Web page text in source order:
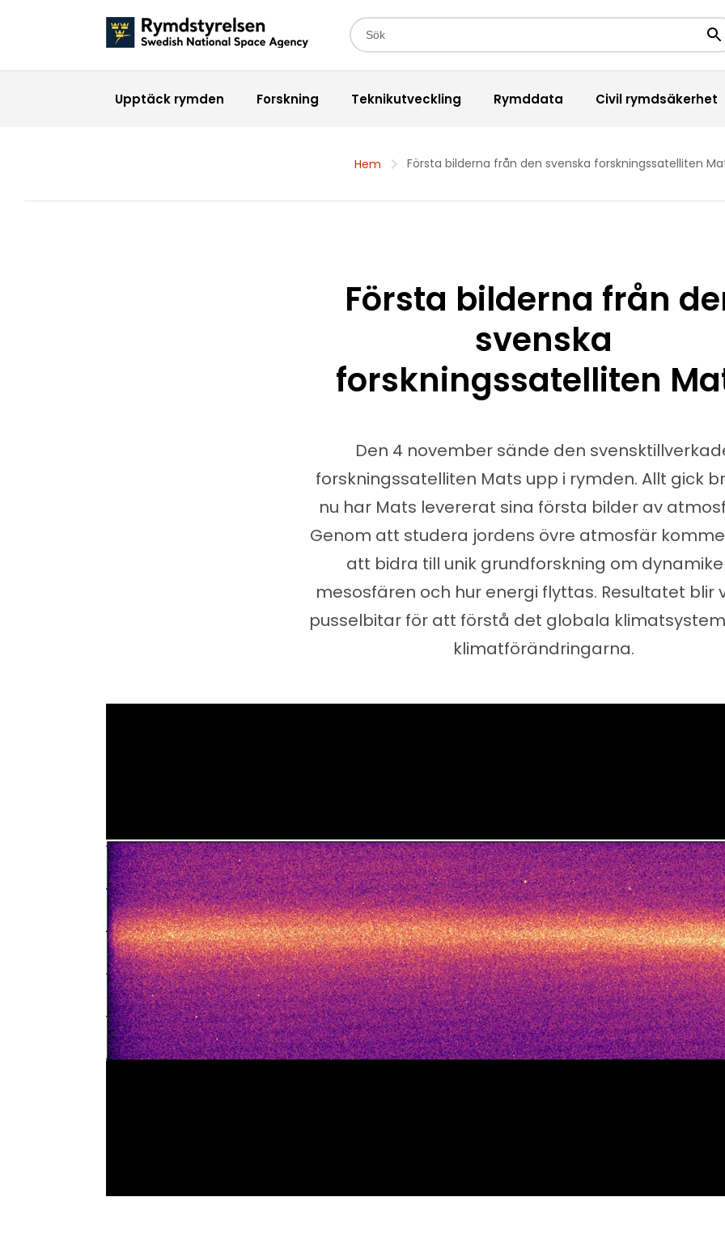
Sökfält
Upptäck rymden Forskning Teknikutveckling Rymddata Civil rymdsäkerhet
Hem Första bilderna från den svenska forskningssatelliten
Första bilderna från
svenska
forskningssatelliten
Den 4 november sände den
forskningssatelliten Mats upp i rymden. Allt gick
nu har Mats levererat sina första bilder av
Genom att studera jordens övre atmosfär
att bidra till unik grundforskning om
mesosfären och hur energi flyttas. Resultatet blir
pusselbitar för att förstå det globala
klimatförändringarna.